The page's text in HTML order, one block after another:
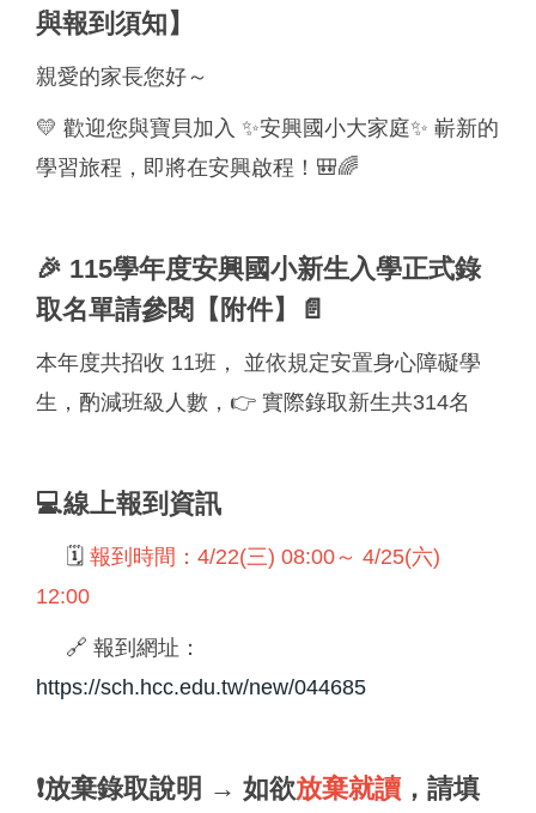
與報到須知】
親愛的家長您好～
💛 歡迎您與寶貝加入 ✨安興國小大家庭✨ 嶄新的
學習旅程，即將在安興啟程！🎒🌈
🎉 115學年度安興國小新生入學正式錄
取名單請參閱【附件】📄
本年度共招收 11班， 並依規定安置身心障礙學
生，酌減班級人數， 👉 實際錄取新生共314名
💻線上報到資訊
🗓 報到時間：4/22(三) 08:00～ 4/25(六)
12:00
🔗 報到網址：
https://sch.hcc.edu.tw/new/044685
❗放棄錄取說明 → 如欲放棄就讀 ，請填